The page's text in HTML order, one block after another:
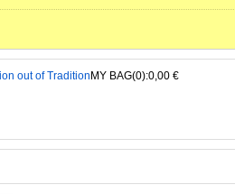
MY BAG(0):0,00 €